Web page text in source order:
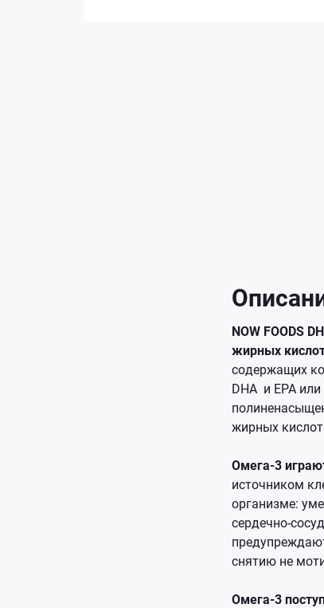
NOW FOODS
жирных
содержащих
DHA и EPA
жирных
Омега-3
источником
организме:
сердечно-
снятию не
Омега-3